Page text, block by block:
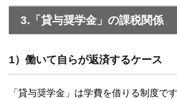
3.「貸与奨学金」の課税関係
1）働いて自らが返済するケース
「貸与奨学金」は学費を借りる制度で